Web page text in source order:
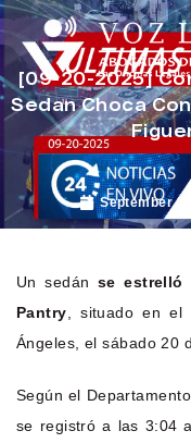
[09-20-2025]
Sedan Choca
September
Un sedán se estrelló
Pantry , situado en
Ángeles, el sábado 20
Según el
se registró a las 3:04